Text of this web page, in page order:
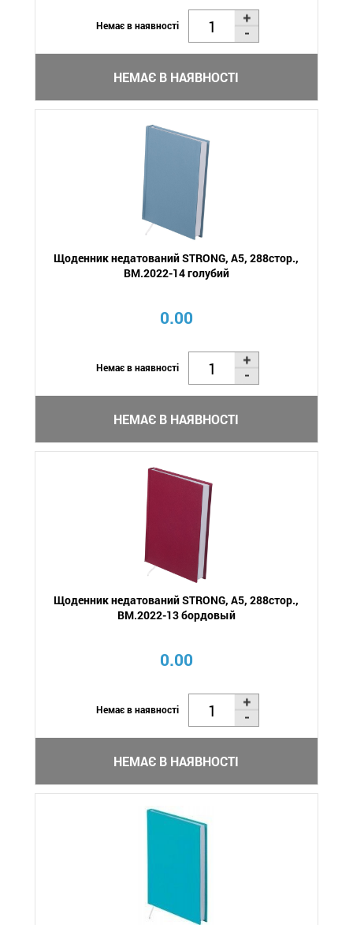
Немає в наявності
НЕМАЄ В НАЯВНОСТІ
Щоденник недатований STRONG, A5, 288стор.,
BM.2022-14 голубий
0.00
Немає в наявності
НЕМАЄ В НАЯВНОСТІ
Щоденник недатований STRONG, A5, 288стор.,
BM.2022-13 бордовый
0.00
Немає в наявності
НЕМАЄ В НАЯВНОСТІ